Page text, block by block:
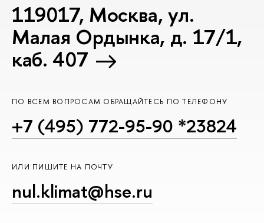
119017, Москва, ул.
Малая Ордынка, д. 17/1,
каб. 407
ПО ВСЕМ ВОПРОСАМ ОБРАЩАЙТЕСЬ ПО ТЕЛЕФОНУ
+7 (495) 772-95-90 *23824
ИЛИ ПИШИТЕ НА ПОЧТУ
nul.klimat@hse.ru